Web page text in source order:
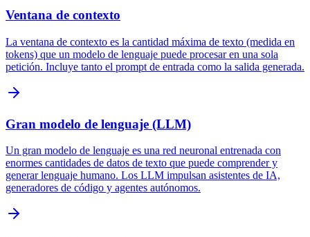
Ventana de contexto
La ventana de contexto es la cantidad máxima de texto (medida en
tokens) que un modelo de lenguaje puede procesar en una sola
petición. Incluye tanto el prompt de entrada como la salida generada.
Gran modelo de lenguaje (LLM)
Un gran modelo de lenguaje es una red neuronal entrenada con
enormes cantidades de datos de texto que puede comprender y
generar lenguaje humano. Los LLM impulsan asistentes de IA,
generadores de código y agentes autónomos.